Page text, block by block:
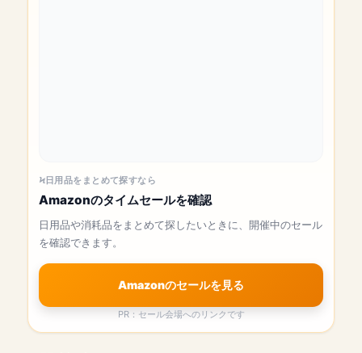
日用品をまとめて探すなら
Amazonのタイムセールを確認
日用品や消耗品をまとめて探したいときに、開催中のセール
を確認できます。
Amazonのセールを見る
PR：セール会場へのリンクです